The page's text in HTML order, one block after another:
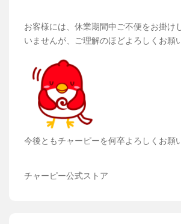
お客様には、休業期間中ご不便をお掛け
いませんが、ご理解のほどよろしくお願
今後ともチャーピーを何卒よろしくお願
チャーピー公式ストア